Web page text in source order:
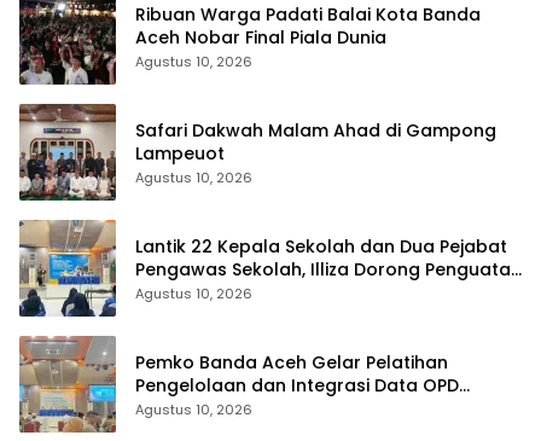
Ribuan Warga Padati Balai Kota Banda
Aceh Nobar Final Piala Dunia
Agustus 10, 2026
Safari Dakwah Malam Ahad di Gampong
Lampeuot
Agustus 10, 2026
Lantik 22 Kepala Sekolah dan Dua Pejabat
Pengawas Sekolah, Illiza Dorong Penguatan
Pendidikan Berkarakter
Agustus 10, 2026
Pemko Banda Aceh Gelar Pelatihan
Pengelolaan dan Integrasi Data OPD
melalui Portal Satu Data
Agustus 10, 2026